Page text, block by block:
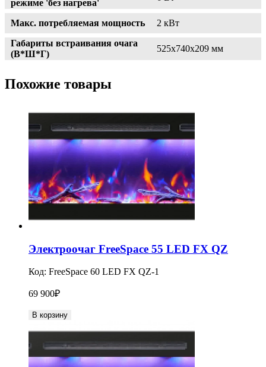
режиме 'без нагрева'
Макс. потребляемая мощность
2 кВт
Габариты встраивания очага
(В*Ш*Г)
525х740х209 мм
Похожие товары
Электроочаг FreeSpace 55 LED FX QZ
Код: FreeSpace 60 LED FX QZ-1
69 900₽
В корзину